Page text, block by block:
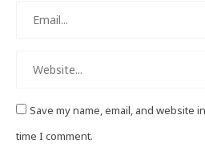
Save my name, email, and website
time I comment.